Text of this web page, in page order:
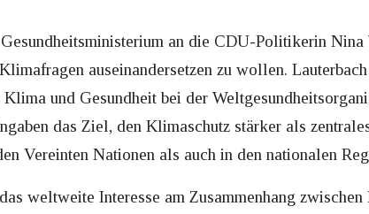
an die CDU-Politikerin Nina
auseinandersetzen zu wollen.
und Gesundheit bei der
das Ziel, den Klimaschutz stärker als
Vereinten Nationen als auch in den nationalen
weltweite Interesse am Zusammenhang